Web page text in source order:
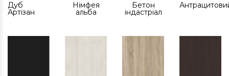
Дуб
Артізан
Німфея
альба
Бетон
індастріал